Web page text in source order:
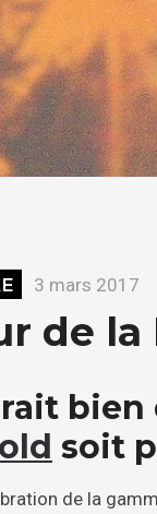
3 mars 2017
de la
bien
soit
de la